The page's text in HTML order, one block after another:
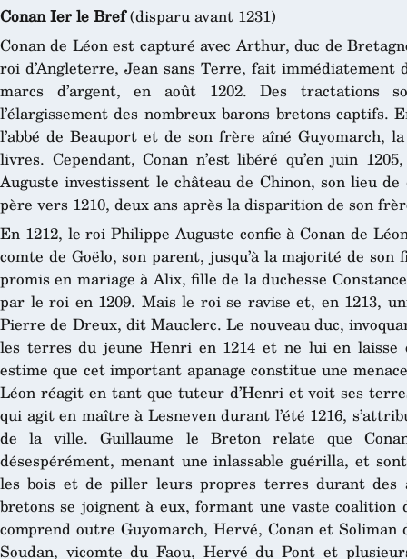
Conan Ier le Bref(disparu avant 1231)
Conan de Léon est capturé avec Arthur, duc de
roi d’Angleterre, Jean sans Terre, fait immédiatement
marcs d’argent, en août 1202. Des tractations
l’élargissement des nombreux barons bretons captifs.
l’abbé de Beauport et de son frère aîné Guyomarch,
livres. Cependant, Conan n’est libéré qu’en juin
Auguste investissent le château de Chinon, son lieu
père vers 1210, deux ans après la disparition de son
En 1212, le roi Philippe Auguste confie à Conan de
comte de Goëlo, son parent, jusqu’à la majorité de
promis en mariage à Alix, fille de la duchesse
par le roi en 1209. Mais le roi se ravise et, en 1213,
Pierre de Dreux, dit Mauclerc. Le nouveau duc,
les terres du jeune Henri en 1214 et ne lui en laisse
estime que cet important apanage constitue une
Léon réagit en tant que tuteur d’Henri et voit ses
qui agit en maître à Lesneven durant l’été 1216,
de la ville. Guillaume le Breton relate que
désespérément, menant une inlassable guérilla, et
les bois et de piller leurs propres terres durant des
bretons se joignent à eux, formant une vaste coalition
comprend outre Guyomarch, Hervé, Conan et
Soudan, vicomte du Faou, Hervé du Pont et